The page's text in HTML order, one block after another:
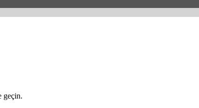
geçin.